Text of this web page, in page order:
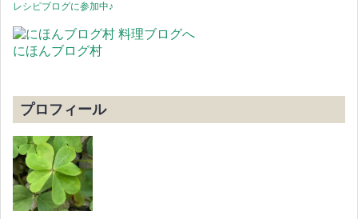
レシピブログに参加中♪
にほんブログ村
プロフィール